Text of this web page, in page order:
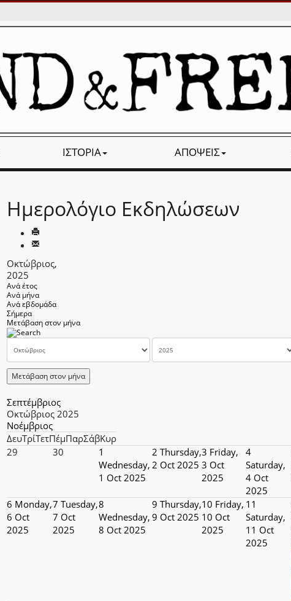
ΙΣΤΟΡΊΑ ΑΠΌΨΕΙΣ
Ημερολόγιο Εκδηλώσεων
Οκτώβριος,
2025
Ανά έτος
Ανά μήνα
Ανά εβδομάδα
Σήμερα
Μετάβαση στον μήνα
Μετάβαση στον μήνα
Σεπτέμβριος
Οκτώβριος 2025
Νοέμβριος
ΔευΤρίΤετΠέμΠαρΣάβΚυρ
29
30
1
Wednesday,
1 Oct 2025
2 Thursday,
2 Oct 2025
3 Friday,
3 Oct
2025
4
Saturday,
4 Oct
2025
6 Monday,
6 Oct
2025
7 Tuesday,
7 Oct
2025
8
Wednesday,
8 Oct 2025
9 Thursday,
9 Oct 2025
10 Friday,
10 Oct
2025
11
Saturday,
11 Oct
2025